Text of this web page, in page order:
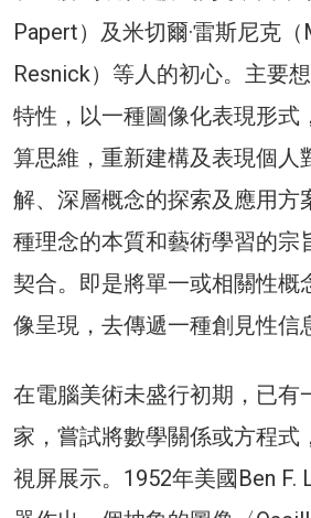
Papert）及米切爾·雷斯尼克
Resnick）等人的初心。主要
特性，以一種圖像化表現形式
算思維，重新建構及表現個人
解、深層概念的探索及應用方
種理念的本質和藝術學習的宗
契合。即是將單一或相關性概
像呈現，去傳遞一種創見性信
在電腦美術未盛行初期，已有
家，嘗試將數學關係或方程式
視屏展示。1952年美國Ben F.